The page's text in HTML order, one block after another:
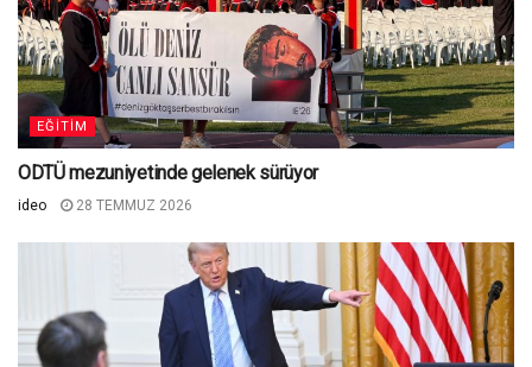
EĞITIM
ODTÜ mezuniyetinde gelenek sürüyor
ideo 28 TEMMUZ 2026